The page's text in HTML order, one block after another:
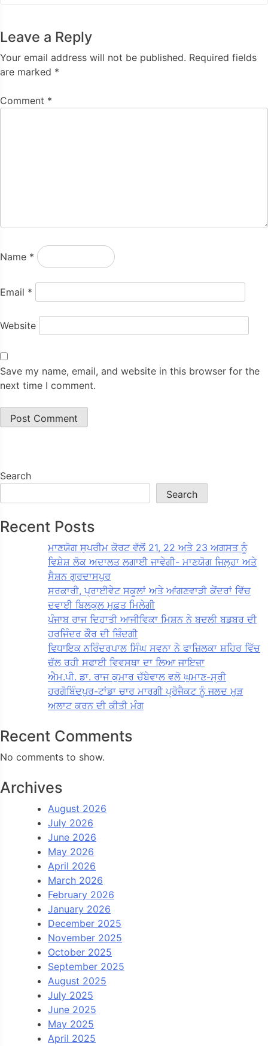
Leave a Reply
Your email address will not be published. Required fields
are marked *
Comment *
Name *
Email *
Website
Save my name, email, and website in this browser for the
next time I comment.
Search
Search
Recent Posts
ਮਾਣਯੋਗ ਸੁਪਰੀਮ ਕੋਰਟ ਵੱਲੋਂ 21, 22 ਅਤੇ 23 ਅਗਸਤ ਨੂੰ
ਵਿਸ਼ੇਸ਼ ਲੋਕ ਅਦਾਲਤ ਲਗਾਈ ਜਾਵੇਗੀ- ਮਾਣਯੋਗ ਜਿਲ੍ਹਾ ਅਤੇ
ਸੈਸ਼ਨ ਗੁਰਦਾਸਪੁਰ
ਸਰਕਾਰੀ, ਪ੍ਰਾਈਵੇਟ ਸਕੂਲਾਂ ਅਤੇ ਆਂਗਣਵਾੜੀ ਕੇਂਦਰਾਂ ਵਿੱਚ
ਦਵਾਈ ਬਿਲਕੁਲ ਮੁਫ਼ਤ ਮਿਲੇਗੀ
ਪੰਜਾਬ ਰਾਜ ਦਿਹਾਤੀ ਆਜੀਵਿਕਾ ਮਿਸ਼ਨ ਨੇ ਬਦਲੀ ਬਡਬਰ ਦੀ
ਹਰਜਿੰਦਰ ਕੌਰ ਦੀ ਜ਼ਿੰਦਗੀ
ਵਿਧਾਇਕ ਨਰਿੰਦਰਪਾਲ ਸਿੰਘ ਸਵਨਾ ਨੇ ਫਾਜ਼ਿਲਕਾ ਸ਼ਹਿਰ ਵਿੱਚ
ਚੱਲ ਰਹੀ ਸਫਾਈ ਵਿਵਸਥਾ ਦਾ ਲਿਆ ਜਾਇਜ਼ਾ
ਐਮ.ਪੀ. ਡਾ. ਰਾਜ ਕੁਮਾਰ ਚੱਬੇਵਾਲ ਵਲੋ ਘੁਮਾਣ-ਸ੍ਰੀ
ਹਰਗੋਬਿੰਦਪੁਰ-ਟਾਂਡਾ ਚਾਰ ਮਾਰਗੀ ਪ੍ਰੋਜੈਕਟ ਨੂੰ ਜਲਦ ਮੁੜ
ਅਲਾਟ ਕਰਨ ਦੀ ਕੀਤੀ ਮੰਗ
Recent Comments
No comments to show.
Archives
August 2026
July 2026
June 2026
May 2026
April 2026
March 2026
February 2026
January 2026
December 2025
November 2025
October 2025
September 2025
August 2025
July 2025
June 2025
May 2025
April 2025